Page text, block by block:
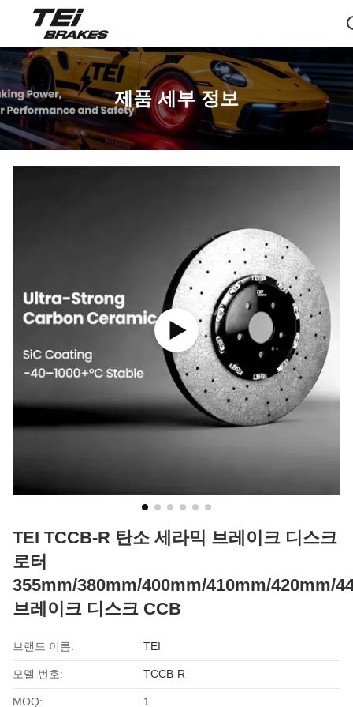
제품 세부 정보
TEI TCCB-R 탄소 세라믹 브레이크 디스크
로터
355mm/380mm/400mm/410mm/420mm/
브레이크 디스크 CCB
브랜드 이름: TEI
모델 번호: TCCB-R
MOQ: 1